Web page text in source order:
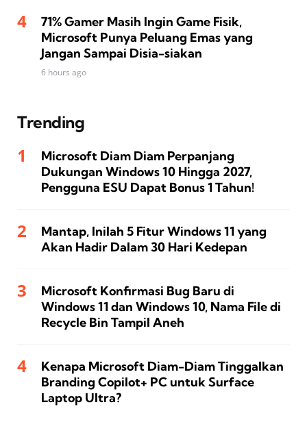
71% Gamer Masih Ingin Game Fisik,
Microsoft Punya Peluang Emas yang
Jangan Sampai Disia-siakan
6 hours ago
Trending
Microsoft Diam Diam Perpanjang
Dukungan Windows 10 Hingga 2027,
Pengguna ESU Dapat Bonus 1 Tahun!
Mantap, Inilah 5 Fitur Windows 11 yang
Akan Hadir Dalam 30 Hari Kedepan
Microsoft Konfirmasi Bug Baru di
Windows 11 dan Windows 10, Nama File di
Recycle Bin Tampil Aneh
Kenapa Microsoft Diam-Diam Tinggalkan
Branding Copilot+ PC untuk Surface
Laptop Ultra?